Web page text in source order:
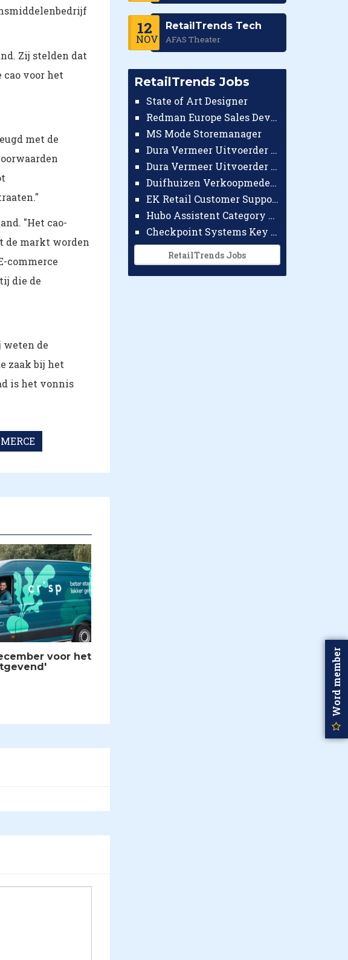
Zij stelden dat
voor het
met de
"Het cao-
de markt worden
commerce
die de
weten de
zaak bij het
is het vonnis
voor het
12
NOV
RetailTrends Tech
AFAS Theater
RetailTrends Jobs
State of Art Designer
Redman Europe Sales Developer (Europe)
MS Mode Storemanager
Dura Vermeer Uitvoerder GWW Amsterdam
Dura Vermeer Uitvoerder Civiel Nijmegen
Duifhuizen Verkoopmedewerker Ridderkerk
EK Retail Customer Support Omnichannel
Hubo Assistent Category Manager
Checkpoint Systems Key Accountmanager Benelux
RetailTrends Jobs
Word member